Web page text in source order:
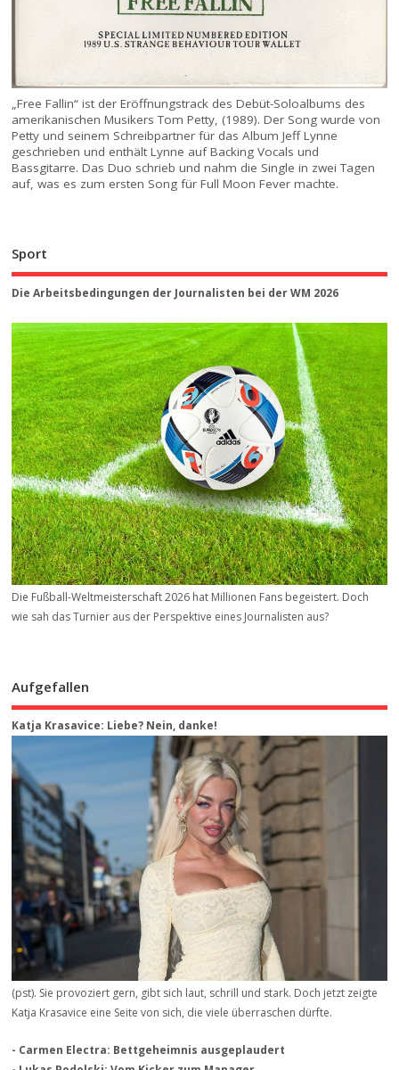
„Free Fallin“ ist der Eröffnungstrack des Debüt-Soloalbums des
amerikanischen Musikers Tom Petty, (1989). Der Song wurde von
Petty und seinem Schreibpartner für das Album Jeff Lynne
geschrieben und enthält Lynne auf Backing Vocals und
Bassgitarre. Das Duo schrieb und nahm die Single in zwei Tagen
auf, was es zum ersten Song für Full Moon Fever machte.
Sport
Die Arbeitsbedingungen der Journalisten bei der WM 2026
Die Fußball-Weltmeisterschaft 2026 hat Millionen Fans begeistert. Doch
wie sah das Turnier aus der Perspektive eines Journalisten aus?
Aufgefallen
Katja Krasavice: Liebe? Nein, danke!
(pst). Sie provoziert gern, gibt sich laut, schrill und stark. Doch jetzt zeigte
Katja Krasavice eine Seite von sich, die viele überraschen dürfte.
- Carmen Electra: Bettgeheimnis ausgeplaudert